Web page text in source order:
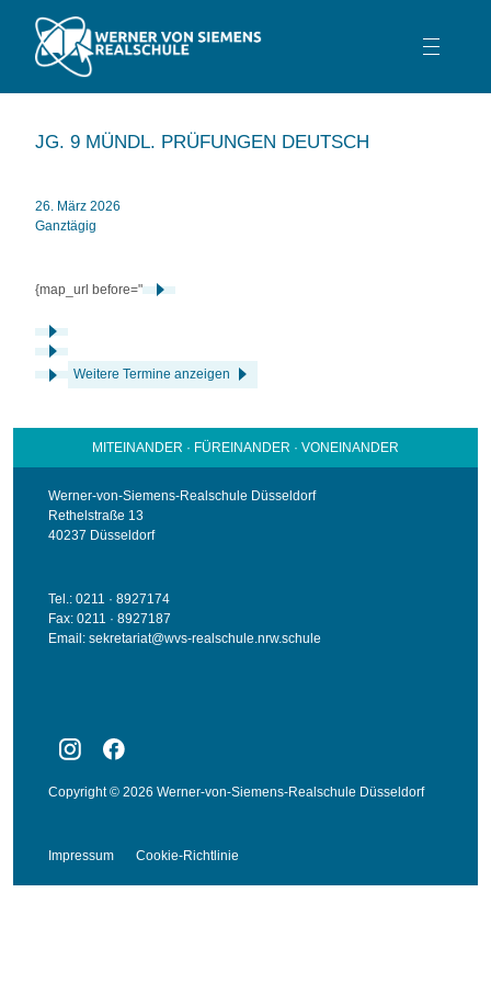
SCHULPROFIL
BERATUNG
JG. 9 MÜNDL. PRÜFUNGEN DEUTSCH
26. März 2026
Ganztägig
{map_url before="
Weitere Termine anzeigen
MITEINANDER · FÜREINANDER · VONEINANDER
Werner-von-Siemens-Realschule Düsseldorf
Rethelstraße 13
40237 Düsseldorf
Tel.: 0211 · 8927174
Fax: 0211 · 8927187
Email: sekretariat@wvs-realschule.nrw.schule
Copyright © 2026 Werner-von-Siemens-Realschule Düsseldorf
Impressum Cookie-Richtlinie